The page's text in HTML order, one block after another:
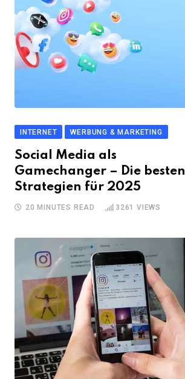
INTERNET WERBUNG & MARKETING
Social Media als
Gamechanger – Die besten
Strategien für 2025
20 MINUTES READ 3261 VIEWS